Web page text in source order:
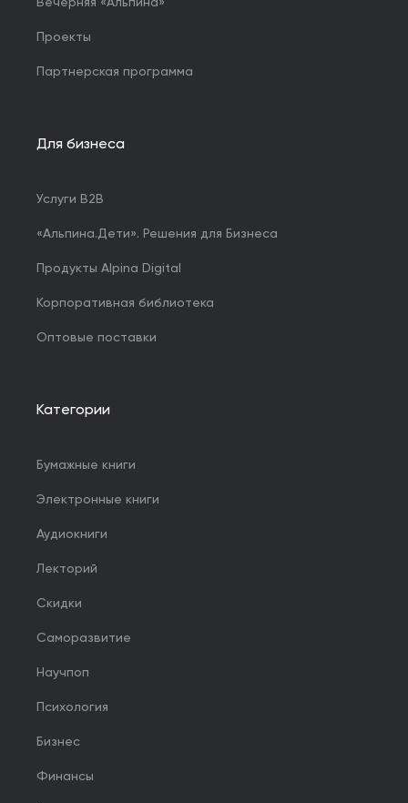
Вечерняя «Альпина»
Проекты
Партнерская программа
Для бизнеса
Услуги B2B
«Альпина.Дети». Решения для Бизнеса
Продукты Alpina Digital
Корпоративная библиотека
Оптовые поставки
Категории
Бумажные книги
Электронные книги
Аудиокниги
Лекторий
Скидки
Саморазвитие
Научпоп
Психология
Бизнес
Финансы